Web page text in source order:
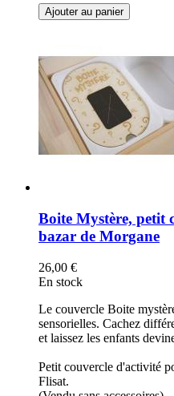
Ajouter au panier
Boite Mystère, petit
bazar de Morgane
26,00 €
En stock
Le couvercle Boite
sensorielles. Cachez
et laissez les enfants
Petit couvercle d'activité
Flisat.